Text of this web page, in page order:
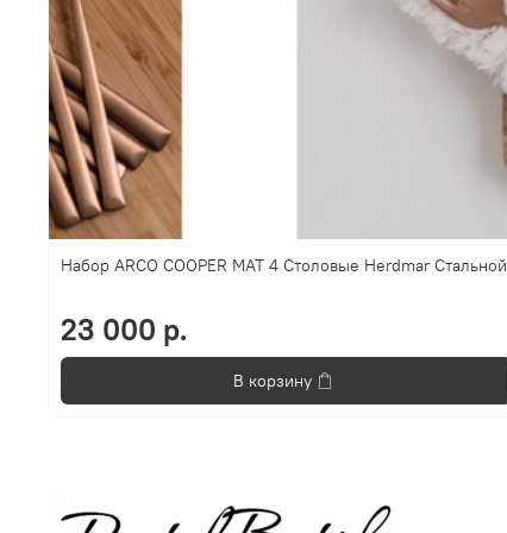
Набор ARCO COOPER MAT 4 Столовые Herdmar Стальной
23 000 р.
В корзину